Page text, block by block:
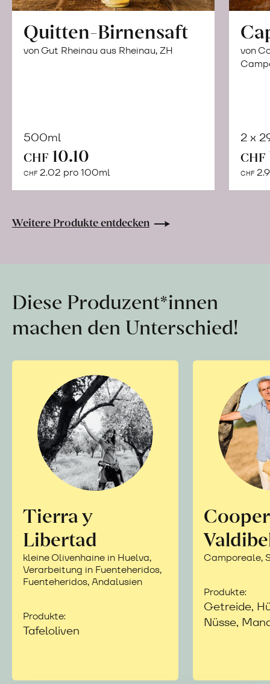
Quitten-Birnensaft
von Gut Rheinau aus Rheinau, ZH
500ml
CHF 10.10
CHF 2.02 pro 100ml
Warenkorb
von
2 x
CHF
CHF
Weitere Produkte entdecken
Diese Produzent*innen
machen den Unterschied!
Tierra y
Libertad
kleine Olivenhaine in Huelva,
Verarbeitung in Fuenteheridos,
Fuenteheridos, Andalusien
Produkte:
Tafeloliven
Camporeale,
Produkte:
Getreide,
Nüsse,